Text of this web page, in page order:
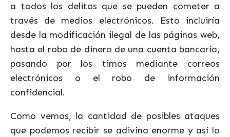
a todos los delitos que se pueden cometer a
través de medios electrónicos. Esto incluiría
desde la modificación ilegal de las páginas web,
hasta el robo de dinero de una cuenta bancaria,
pasando por los timos mediante correos
electrónicos o el robo de información
confidencial.
Como vemos, la cantidad de posibles ataques
que podemos recibir se adivina enorme y así lo